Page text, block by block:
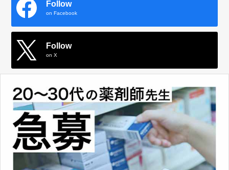
Follow
on Facebook
Follow
on X